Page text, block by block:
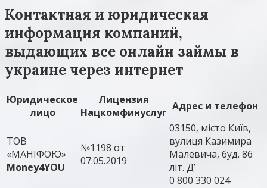
Контактная и юридическая
информация компаний,
выдающих все онлайн займы в
украине через интернет
Юридическое
лицо
Лицензия
Нацкомфинуслуг Адрес и телефон
ТОВ
«МАНІФОЮ»
Money4YOU
№1198 от
07.05.2019
03150, місто Київ,
вулиця Казимира
Малевича, буд. 86
літ. Д’
0 800 330 024